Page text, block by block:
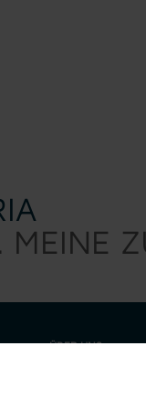
MEINE
ÜBER UNS